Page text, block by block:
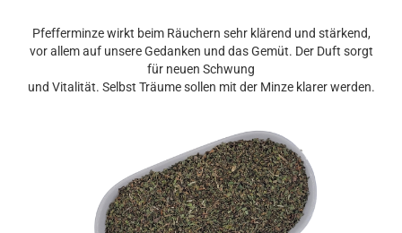
Pfefferminze wirkt beim Räuchern sehr klärend und stärkend,
vor allem auf unsere Gedanken und das Gemüt. Der Duft sorgt
für neuen Schwung
und Vitalität. Selbst Träume sollen mit der Minze klarer werden.